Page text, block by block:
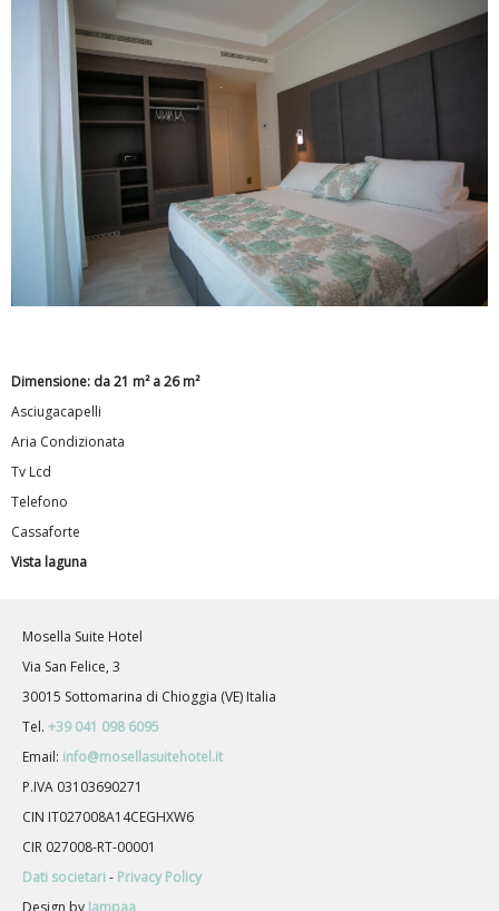
Dimensione: da 21 m² a 26 m²
Asciugacapelli
Aria Condizionata
Tv Lcd
Telefono
Cassaforte
Vista laguna
Mosella Suite Hotel
Via San Felice, 3
30015 Sottomarina di Chioggia (VE) Italia
Tel. +39 041 098 6095
Email: info@mosellasuitehotel.it
P.IVA 03103690271
CIN IT027008A14CEGHXW6
CIR 027008-RT-00001
Dati societari- Privacy Policy